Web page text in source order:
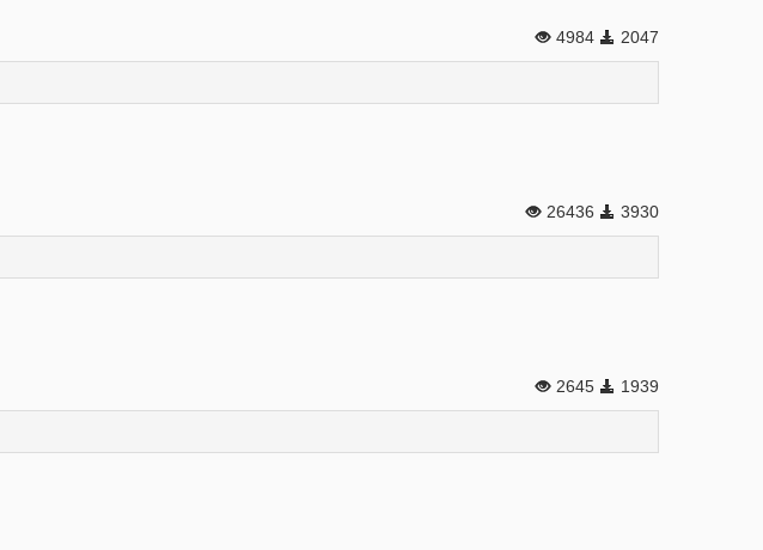
4984 2047
26436 3930
2645 1939